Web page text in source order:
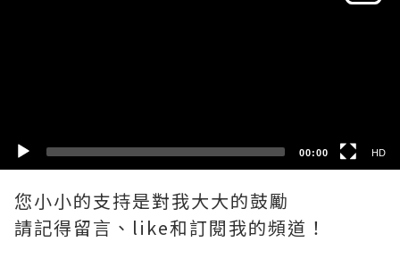
00:00 HD
您小小的支持是對我大大的鼓勵
請記得留言、like和訂閱我的頻道！